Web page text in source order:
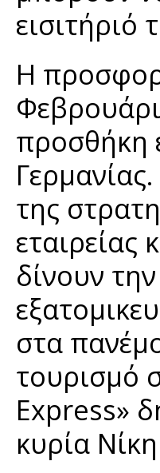
εισιτήριό
Η
προσθήκη
της
εταιρείας
δίνουν
στα
τουρισμό
Express»
κυρία